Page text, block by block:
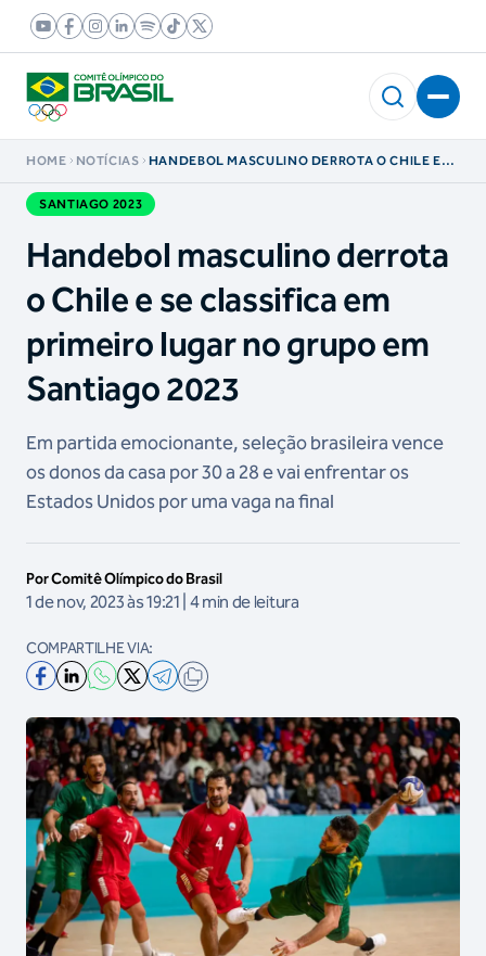
HOME NOTÍCIAS
HANDEBOL MASCULINO DERROTA O CHILE E
EM SANTIAGO 2023
SANTIAGO 2023
Handebol masculino derrota
o Chile e se classifica em
primeiro lugar no grupo em
Santiago 2023
Em partida emocionante, seleção brasileira vence
os donos da casa por 30 a 28 e vai enfrentar os
Estados Unidos por uma vaga na final
Por Comitê Olímpico do Brasil
1 de nov, 2023 às 19:21 | 4 min de leitura
COMPARTILHE VIA: